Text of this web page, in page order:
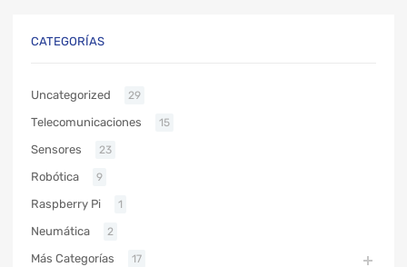
CATEGORÍAS
Uncategorized 29
Telecomunicaciones 15
Sensores 23
Robótica 9
Raspberry Pi 1
Neumática 2
Más Categorías 17